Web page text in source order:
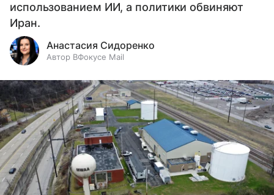
использованием ИИ, а политики обвиняют
Иран.
Анастасия Сидоренко
Автор ВФокусе Mail